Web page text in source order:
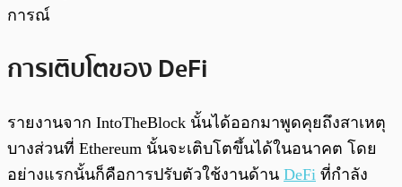
การณ์
การเติบโตของ DeFi
รายงานจาก IntoTheBlock นั้นได้ออกมาพูดคุยถึงสาเหตุ
บางส่วนที่ Ethereum นั้นจะเติบโตขึ้นได้ในอนาคต โดย
อย่างแรกนั้นก็คือการปรับตัวใช้งานด้าน DeFi ที่กำลัง